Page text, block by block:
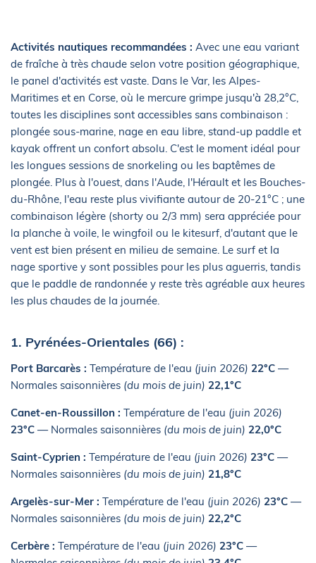
Activités nautiques recommandées : Avec une eau variant
de fraîche à très chaude selon votre position géographique,
le panel d'activités est vaste. Dans le Var, les Alpes-
Maritimes et en Corse, où le mercure grimpe jusqu'à 28,2°C,
toutes les disciplines sont accessibles sans combinaison :
plongée sous-marine, nage en eau libre, stand-up paddle et
kayak offrent un confort absolu. C'est le moment idéal pour
les longues sessions de snorkeling ou les baptêmes de
plongée. Plus à l'ouest, dans l'Aude, l'Hérault et les Bouches-
du-Rhône, l'eau reste plus vivifiante autour de 20-21°C ; une
combinaison légère (shorty ou 2/3 mm) sera appréciée pour
la planche à voile, le wingfoil ou le kitesurf, d'autant que le
vent est bien présent en milieu de semaine. Le surf et la
nage sportive y sont possibles pour les plus aguerris, tandis
que le paddle de randonnée y reste très agréable aux heures
les plus chaudes de la journée.
1. Pyrénées-Orientales (66) :
Port Barcarès : Température de l'eau (juin 2026) 22°C —
Normales saisonnières (du mois de juin) 22,1°C
Canet-en-Roussillon : Température de l'eau (juin 2026)
23°C — Normales saisonnières (du mois de juin) 22,0°C
Saint-Cyprien : Température de l'eau (juin 2026) 23°C —
Normales saisonnières (du mois de juin) 21,8°C
Argelès-sur-Mer : Température de l'eau (juin 2026) 23°C —
Normales saisonnières (du mois de juin) 22,2°C
Cerbère : Température de l'eau (juin 2026) 23°C —